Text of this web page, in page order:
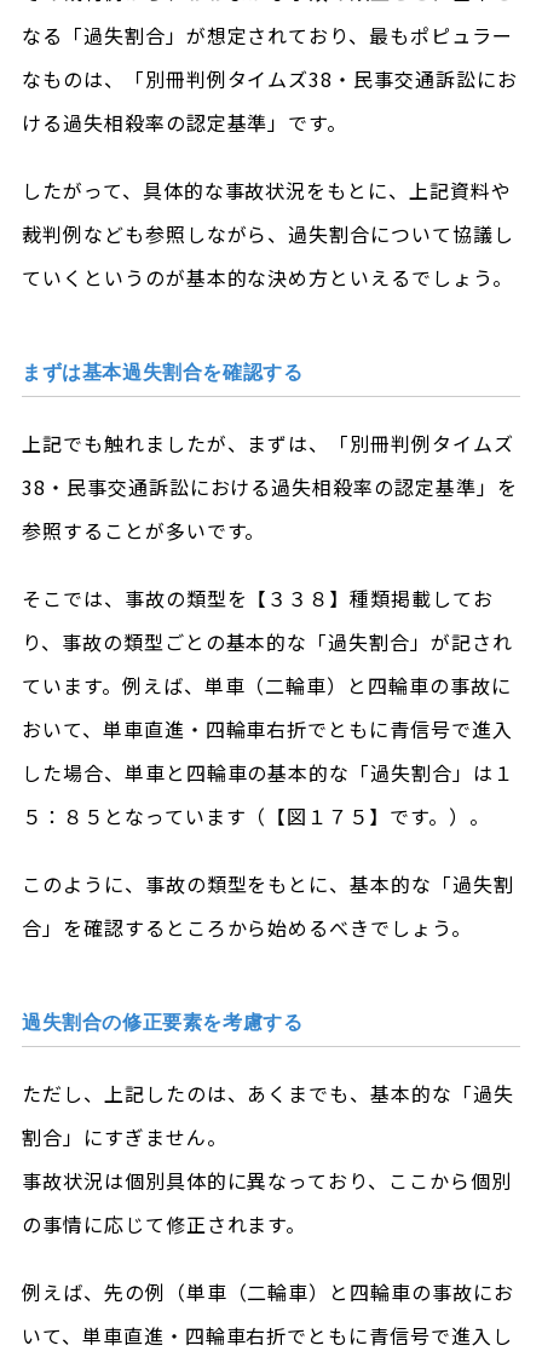
なる「過失割合」が想定されており、最もポピュラー
なものは、「別冊判例タイムズ38・民事交通訴訟にお
ける過失相殺率の認定基準」です。
したがって、具体的な事故状況をもとに、上記資料や
裁判例なども参照しながら、過失割合について協議し
ていくというのが基本的な決め方といえるでしょう。
まずは基本過失割合を確認する
上記でも触れましたが、まずは、「別冊判例タイムズ
38・民事交通訴訟における過失相殺率の認定基準」を
参照することが多いです。
そこでは、事故の類型を【３３８】種類掲載してお
り、事故の類型ごとの基本的な「過失割合」が記され
ています。例えば、単車（二輪車）と四輪車の事故に
おいて、単車直進・四輪車右折でともに青信号で進入
した場合、単車と四輪車の基本的な「過失割合」は１
５：８５となっています（【図１７５】です。）。
このように、事故の類型をもとに、基本的な「過失割
合」を確認するところから始めるべきでしょう。
過失割合の修正要素を考慮する
ただし、上記したのは、あくまでも、基本的な「過失
割合」にすぎません。
事故状況は個別具体的に異なっており、ここから個別
の事情に応じて修正されます。
例えば、先の例（単車（二輪車）と四輪車の事故にお
いて、単車直進・四輪車右折でともに青信号で進入し